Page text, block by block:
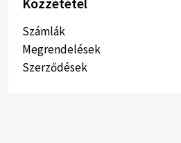
Számlák
Megrendelések
Szerződések